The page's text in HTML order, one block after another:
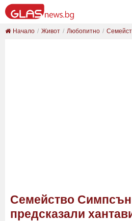
Начало Живот Любопитно
Семейство Симпсън
предсказали